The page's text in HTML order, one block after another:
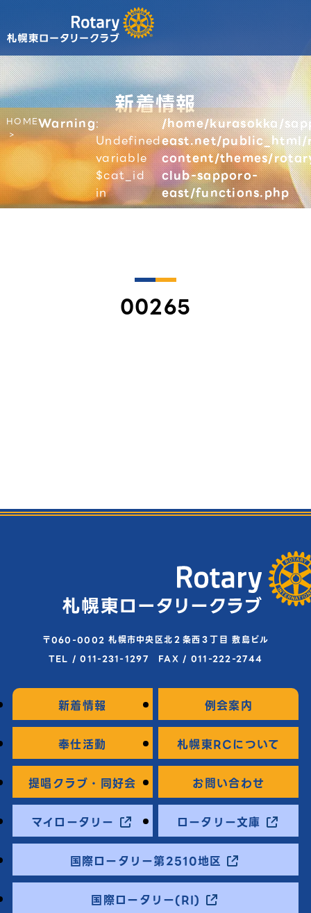
新着情報
HOMEWarning:
Undefined
variable
$cat_id
in
/home/kurasokka/
east.net/
content/themes/
club-sapporo-
east/functions.php
00265
〒060-0002 札幌市中央区北２条西３丁目 敷島ビル
TEL / 011-231-1297 FAX / 011-222-2744
新着情報 例会案内
奉仕活動 札幌東RCについて
提唱クラブ・同好会 お問い合わせ
マイロータリー ロータリー文庫
国際ロータリー第2510地区
国際ロータリー(RI)